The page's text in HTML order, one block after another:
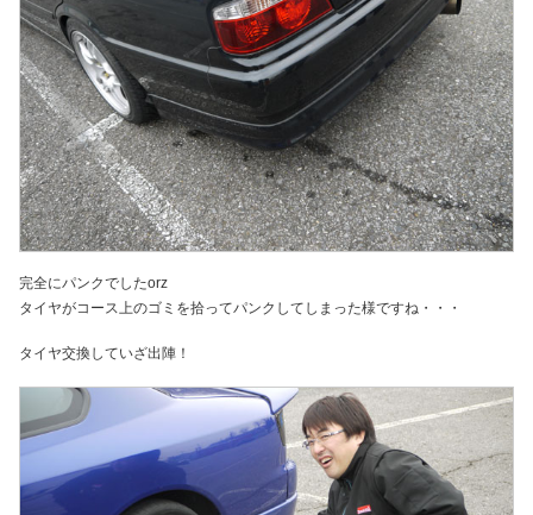
完全にパンクでしたorz
タイヤがコース上のゴミを拾ってパンクしてしまった様ですね・・・
タイヤ交換していざ出陣！